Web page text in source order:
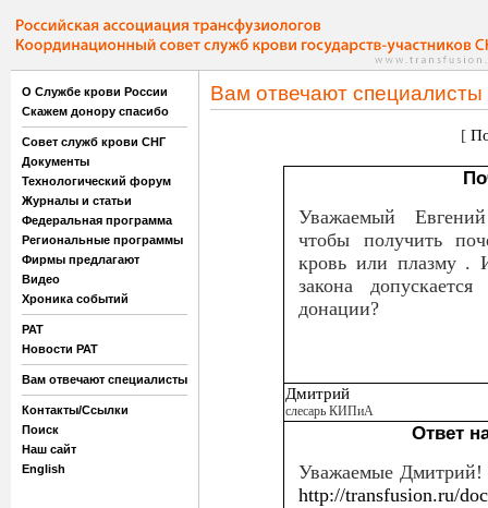
О Службе крови России
Скажем донору спасибо
Совет служб крови СНГ
Документы
Технологический форум
Журналы и статьи
Федеральная программа
Региональные программы
Фирмы предлагают
Видео
Хроника событий
РАТ
Новости РАТ
Вам отвечают специалисты
Контакты/Ссылки
Поиск
Наш сайт
English
Вам отвечают специалисты
[
Уважаемый
чтобы получить
кровь или плазму .
закона
донации?
Дмитрий
слесарь КИПиА
Ответ
Уважаемые Дмитрий!
http://transfusion.ru/